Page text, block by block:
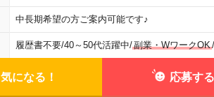
中長期希望の方ご案内可能です♪
履歴書不要/40～50代活躍中/副業・WワークOK/
気になる！ 応募する